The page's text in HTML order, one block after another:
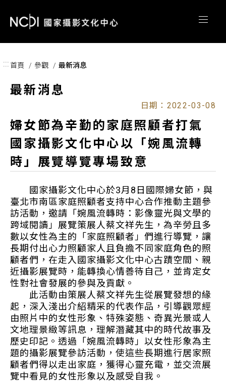
::: 首頁 參觀 最新消息
最新消息
婦女節為辛勤的家庭照顧者打氣
國家攝影文化中心以「婉風流轉
時」展覽導覽專場致意
日期：2022-03-08
國家攝影文化中心於3月8日國際婦女節，與
臺北市南區家庭照顧者支持中心合作推動主題參
訪活動，邀請「婉風流轉時：影像靈光與文學的
跨域閱讀」展覽策展人蔡文祥先生，為辛勞且多
數以女性為主的「家庭照顧者」們進行導覽，讓
長期付出心力照顧家人且負擔不同家庭角色的照
顧者們，在走入國家攝影文化中心古蹟空間、親
近攝影展覽時，能轉換心情善待自己，並肯定女
性對社會發展的參與及貢獻。
此活動由策展人蔡文祥先生從展覽發想的緣
起，深入淺出介紹精采的代表作品，引導觀眾經
由照片中的女性形象、特殊姿態、奇異光景或人
文地理景緻等訊息，理解潛藏其中的時代故事及
歷史印記。透過「婉風流轉時」以女性形象為主
題的攝影展覽參訪活動，使這些長期進行居家照
顧者們得以走出家庭，獲得心靈充電，並交流展
覽中看見的女性形象以及感受自我。